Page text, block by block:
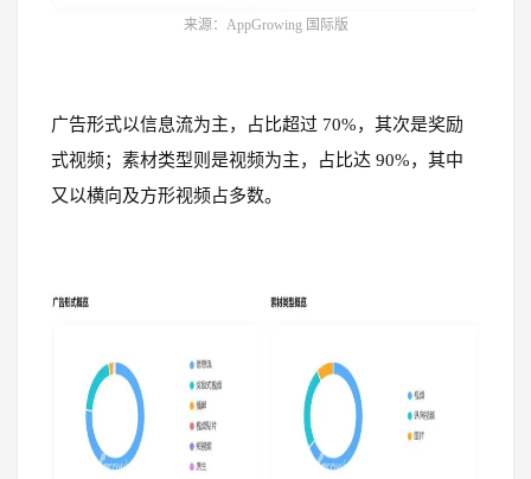
来源：AppGrowing 国际版
广告形式以信息流为主，占比超过 70%，其次是奖励
式视频；素材类型则是视频为主，占比达 90%，其中
又以横向及方形视频占多数。